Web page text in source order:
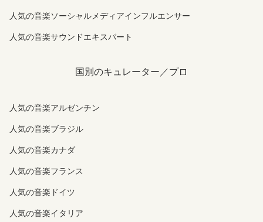
人気の音楽ソーシャルメディアインフルエンサー
人気の音楽サウンドエキスパート
国別のキュレーター／プロ
人気の音楽アルゼンチン
人気の音楽ブラジル
人気の音楽カナダ
人気の音楽フランス
人気の音楽ドイツ
人気の音楽イタリア